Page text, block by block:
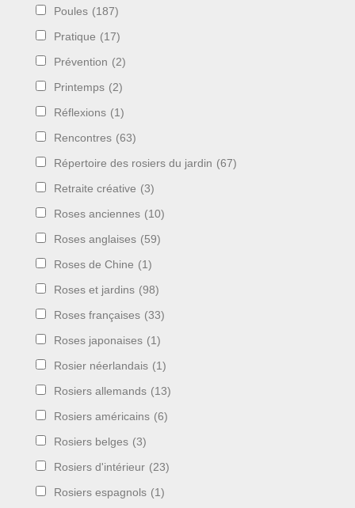
Poules (187)
Pratique (17)
Prévention (2)
Printemps (2)
Réflexions (1)
Rencontres (63)
Répertoire des rosiers du jardin (67)
Retraite créative (3)
Roses anciennes (10)
Roses anglaises (59)
Roses de Chine (1)
Roses et jardins (98)
Roses françaises (33)
Roses japonaises (1)
Rosier néerlandais (1)
Rosiers allemands (13)
Rosiers américains (6)
Rosiers belges (3)
Rosiers d'intérieur (23)
Rosiers espagnols (1)